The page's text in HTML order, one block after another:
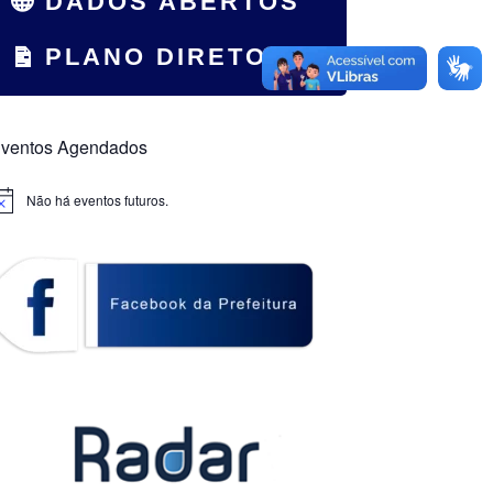
PLANO DIRETOR
Agendados
Não há eventos futuros.